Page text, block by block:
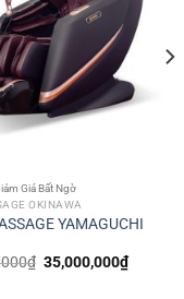
Giá Bất Ngờ
OKINAWA
YAMAGUCHI
₫ Giá
gốc
35,000,000₫Giá
hiện